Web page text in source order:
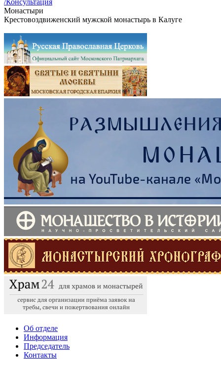
Монастыри
Крестовоздвиженский мужской монастырь в Калуге
Об отделе
Информация
Председатель
Контакты